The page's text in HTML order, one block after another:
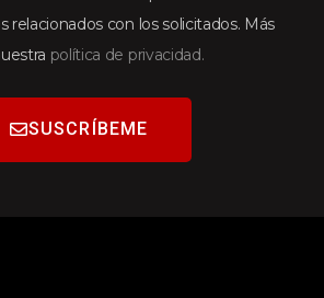
relacionados con los solicitados. Más
política de privacidad.
SUSCRÍBEME